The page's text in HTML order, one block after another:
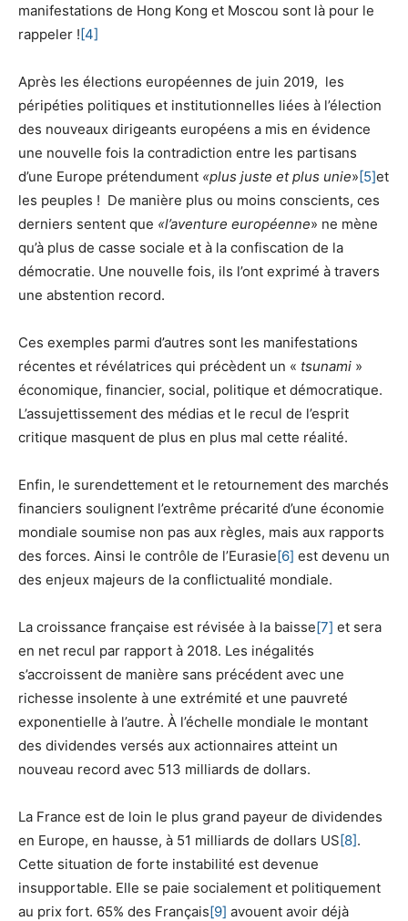
manifestations de Hong Kong et Moscou sont là pour le
rappeler ![4]
Après les élections européennes de juin 2019, les
péripéties politiques et institutionnelles liées à l’élection
des nouveaux dirigeants européens a mis en évidence
une nouvelle fois la contradiction entre les partisans
d’une Europe prétendument «plus juste et plus unie»[5]et
les peuples ! De manière plus ou moins conscients, ces
derniers sentent que «l’aventure européenne» ne mène
qu’à plus de casse sociale et à la confiscation de la
démocratie. Une nouvelle fois, ils l’ont exprimé à travers
une abstention record.
Ces exemples parmi d’autres sont les manifestations
récentes et révélatrices qui précèdent un « tsunami »
économique, financier, social, politique et démocratique.
L’assujettissement des médias et le recul de l’esprit
critique masquent de plus en plus mal cette réalité.
Enfin, le surendettement et le retournement des marchés
financiers soulignent l’extrême précarité d’une économie
mondiale soumise non pas aux règles, mais aux rapports
des forces. Ainsi le contrôle de l’Eurasie[6] est devenu un
des enjeux majeurs de la conflictualité mondiale.
La croissance française est révisée à la baisse[7] et sera
en net recul par rapport à 2018. Les inégalités
s’accroissent de manière sans précédent avec une
richesse insolente à une extrémité et une pauvreté
exponentielle à l’autre. À l’échelle mondiale le montant
des dividendes versés aux actionnaires atteint un
nouveau record avec 513 milliards de dollars.
La France est de loin le plus grand payeur de dividendes
en Europe, en hausse, à 51 milliards de dollars US[8].
Cette situation de forte instabilité est devenue
insupportable. Elle se paie socialement et politiquement
au prix fort. 65% des Français[9] avouent avoir déjà